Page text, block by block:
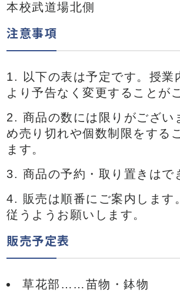
本校武道場北側
注意事項
以下の表は予定です。授業
より予告なく変更することが
商品の数には限りがござい
め売り切れや個数制限をする
ます。
商品の予約・取り置きはで
販売は順番にご案内します
従うようお願いします。
販売予定表
草花部……苗物・鉢物